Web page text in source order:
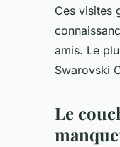
Ces visites
amis. Le
Swarovski
Le